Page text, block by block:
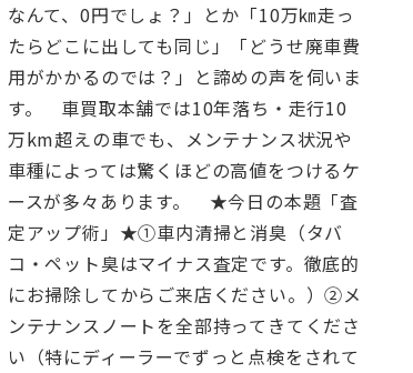
なんて、0円でしょ？」とか「10万㎞走っ
たらどこに出しても同じ」「どうせ廃車費
用がかかるのでは？」と諦めの声を伺いま
す。
車買取本舗では10年落ち・走行10
万km超えの車でも、メンテナンス状況や
車種によっては驚くほどの高値をつけるケ
ースが多々あります。
★今日の本題「査
定アップ術」★①車内清掃と消臭（タバ
コ・ペット臭はマイナス査定です。徹底的
にお掃除してからご来店ください。）②メ
ンテナンスノートを全部持ってきてくださ
い（特にディーラーでずっと点検をされて
問合せ電話番号
055-963-1500